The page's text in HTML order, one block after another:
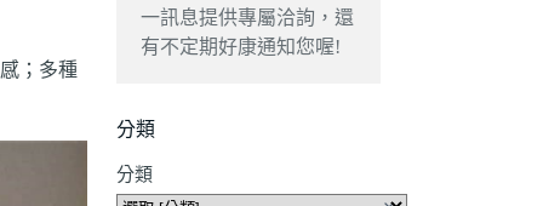
；多種
一訊息提供專屬洽詢，還
有不定期好康通知您喔!
分類
分類